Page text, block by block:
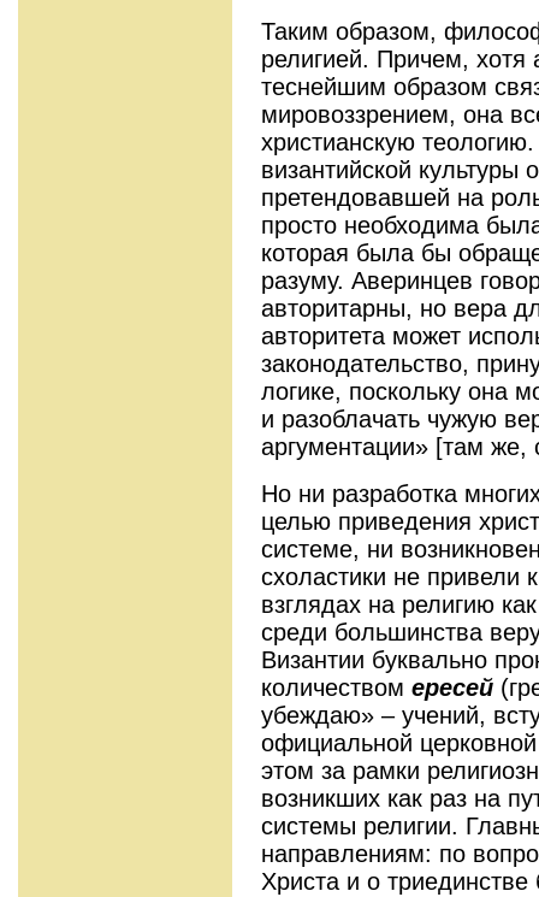
Таким образом,
религией. Причем,
теснейшим образом
мировоззрением, она
христианскую
византийской культуры
претендовавшей на
просто необходима
которая была бы
разуму. Аверинцев
авторитарны, но вера
авторитета может
законодательство,
логике, поскольку она
и разоблачать чужую
аргументации» [там же,
Но ни разработка
целью приведения
системе, ни
схоластики не привели
взглядах на религию
среди большинства
Византии буквально
количеством ересей
убеждаю» – учений,
официальной
этом за рамки
возникших как раз на
системы религии.
направлениям: по
Христа и о